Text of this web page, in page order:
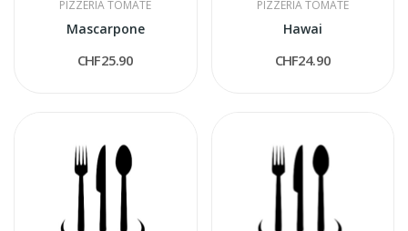
PIZZERIA TOMATE
Mascarpone
CHF25.90
PIZZERIA TOMATE
Hawai
CHF24.90